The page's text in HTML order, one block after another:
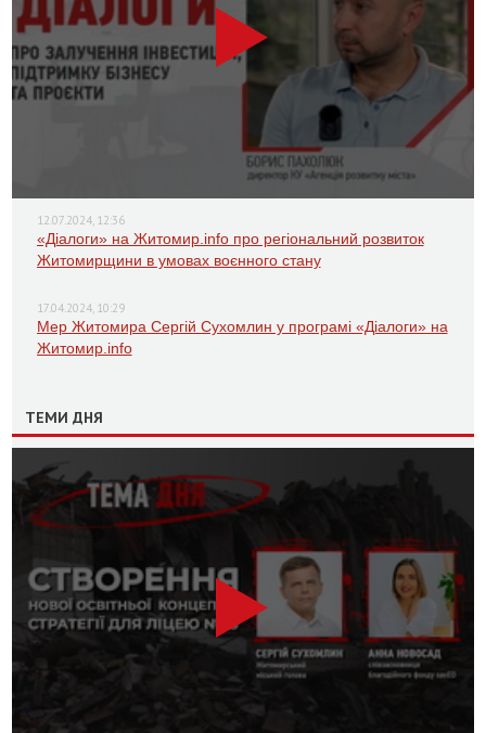
12.07.2024, 12:36
«Діалоги» на Житомир.info про регіональний розвиток
Житомирщини в умовах воєнного стану
17.04.2024, 10:29
Мер Житомира Сергій Сухомлин у програмі «Діалоги» на
Житомир.info
ТЕМИ ДНЯ